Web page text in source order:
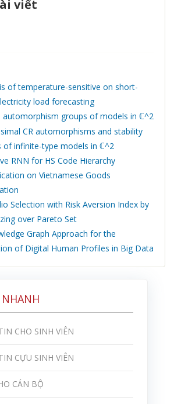
CHO SINH VIÊN
CỰU SINH VIÊN
CÁN BỘ
viết
of temperature-sensitive on short-
load forecasting
automorphism groups of models in ℂ^2
CR automorphisms and stability
of infinite-type models in ℂ^2
RNN for HS Code Hierarchy
on Vietnamese Goods
Selection with Risk Aversion Index by
over Pareto Set
Graph Approach for the
of Digital Human Profiles in Big Data